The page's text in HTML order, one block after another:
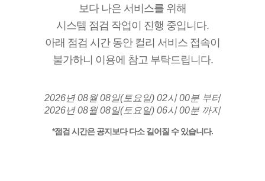
보다 나은 서비스를 위해
시스템 점검 작업이 진행 중입니다.
아래 점검 시간 동안 컬리 서비스 접속이
불가하니 이용에 참고 부탁드립니다.
2026년 08월 08일(토요일) 02시 00분 부터
2026년 08월 08일(토요일) 06시 00분 까지
*점검 시간은 공지보다 다소 길어질 수 있습니다.